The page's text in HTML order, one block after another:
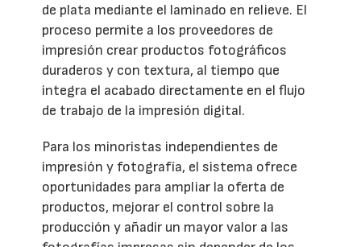
de plata mediante el laminado en relieve. El
proceso permite a los proveedores de
impresión crear productos fotográficos
duraderos y con textura, al tiempo que
integra el acabado directamente en el flujo
de trabajo de la impresión digital.
Para los minoristas independientes de
impresión y fotografía, el sistema ofrece
oportunidades para ampliar la oferta de
productos, mejorar el control sobre la
producción y añadir un mayor valor a las